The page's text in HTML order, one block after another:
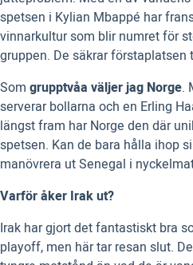
spetsen i Kylian Mbappé har
vinnarkultur som blir numret för
gruppen. De säkrar förstaplatsen
Som grupptvåa väljer jag Norge.
serverar bollarna och en Erling
längst fram har Norge den där
spetsen. Kan de bara hålla ihop
manövrera ut Senegal i
Varför åker Irak ut?
Irak har gjort det fantastiskt bra
playoff, men här tar resan slut.